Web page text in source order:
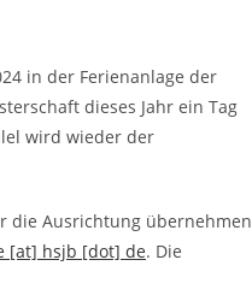
in der Ferienanlage der
dieses Jahr ein Tag
wird wieder der
die Ausrichtung übernehmen
[at] hsjb [dot] de. Die